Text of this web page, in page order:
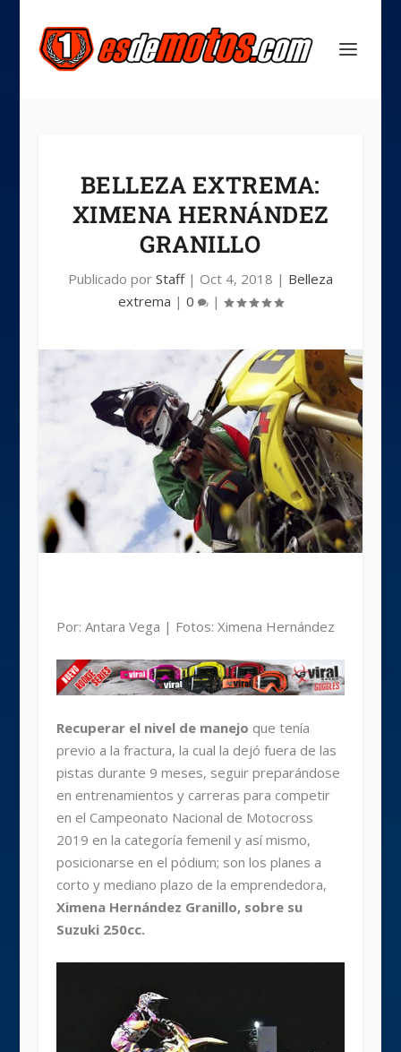
BELLEZA EXTREMA:
XIMENA HERNÁNDEZ
GRANILLO
Publicado por Staff| Oct 4, 2018 | Belleza
extrema | 0 |
Por: Antara Vega | Fotos: Ximena Hernández
Recuperar el nivel de manejo que tenía
previo a la fractura, la cual la dejó fuera de las
pistas durante 9 meses, seguir preparándose
en entrenamientos y carreras para competir
en el Campeonato Nacional de Motocross
2019 en la categoría femenil y así mismo,
posicionarse en el pódium; son los planes a
corto y mediano plazo de la emprendedora,
Ximena Hernández Granillo, sobre su
Suzuki 250cc.